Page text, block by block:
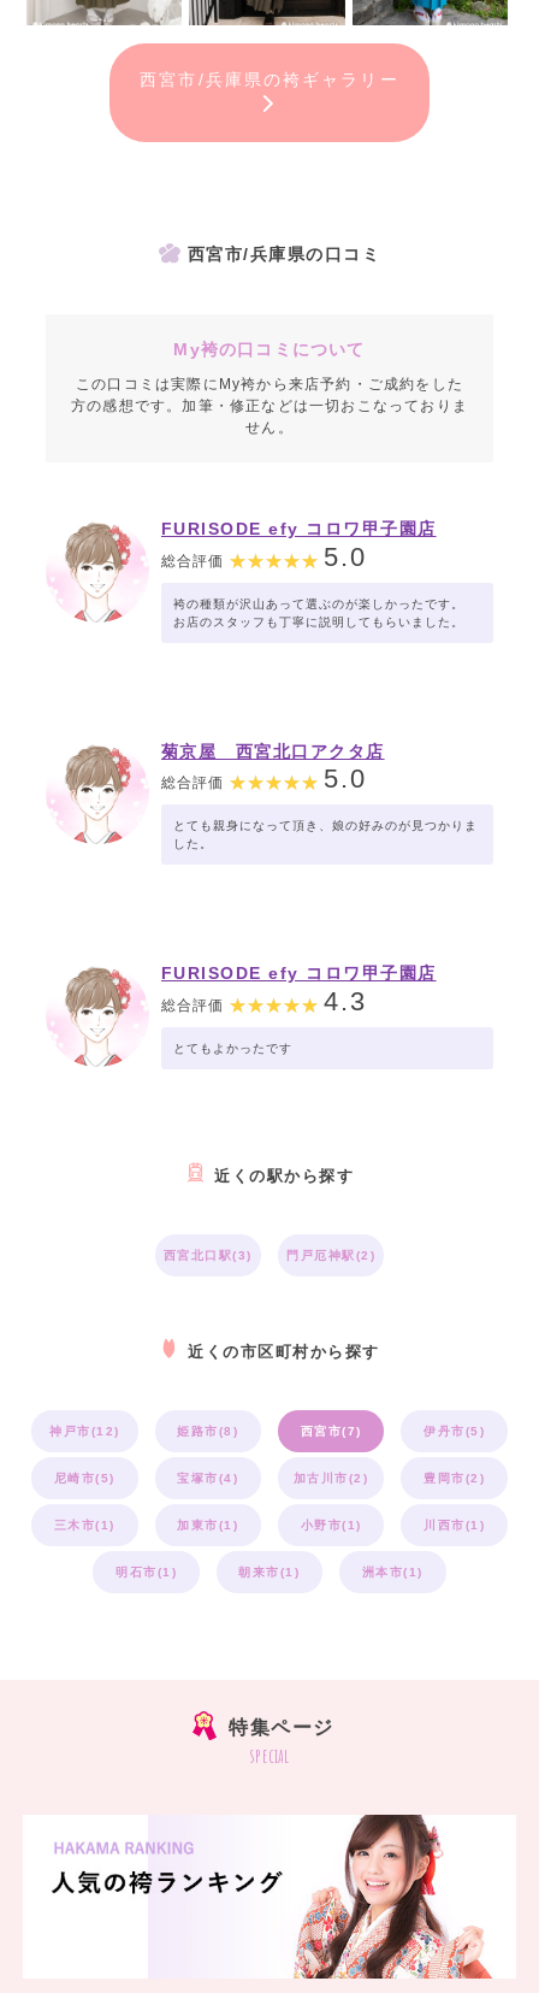
西宮市/兵庫県の袴ギャラリー
西宮市/兵庫県の口コミ
My袴の口コミについて
この口コミは実際にMy袴から来店予約・ご成約をした
方の感想です。加筆・修正などは一切おこなっておりま
せん。
FURISODE efy コロワ甲子園店
総合評価 5.0
袴の種類が沢山あって選ぶのが楽しかったです。
お店のスタッフも丁寧に説明してもらいました。
菊京屋 西宮北口アクタ店
総合評価 5.0
とても親身になって頂き、娘の好みのが見つかりま
した。
FURISODE efy コロワ甲子園店
総合評価 4.3
とてもよかったです
近くの駅から探す
西宮北口駅(3) 門戸厄神駅(2)
近くの市区町村から探す
神戸市(12) 姫路市(8) 西宮市(7) 伊丹市(5)
尼崎市(5) 宝塚市(4) 加古川市(2) 豊岡市(2)
三木市(1) 加東市(1) 小野市(1) 川西市(1)
明石市(1) 朝来市(1) 洲本市(1)
特集ページ
special